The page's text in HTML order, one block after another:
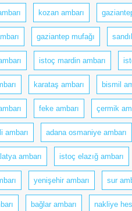
kozan ambarı
gaziantep mufağı
istoç mardin ambarı
karataş ambarı bismil
feke ambarı çermik
ambarı adana osmaniye ambarı
ambarı istoç elazığ ambarı
yenişehir ambarı sur
bağlar ambarı nakliye